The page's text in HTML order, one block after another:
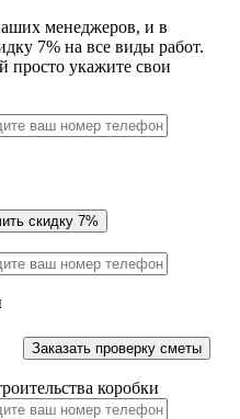
менеджеров, и в
7% на все виды работ.
просто укажите свои
коробки